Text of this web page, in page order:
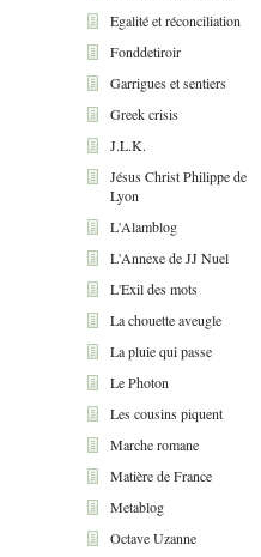
Egalité et réconciliation
Fonddetiroir
Garrigues et sentiers
Greek crisis
J.L.K.
Jésus Christ Philippe de
Lyon
L'Alamblog
L'Annexe de JJ Nuel
L'Exil des mots
La chouette aveugle
La pluie qui passe
Le Photon
Les cousins piquent
Marche romane
Matière de France
Metablog
Octave Uzanne